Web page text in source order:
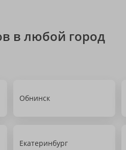
в любой город
Обнинск
Екатеринбург